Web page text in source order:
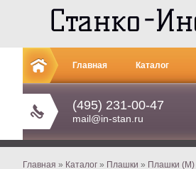
(495) 231-00-47
mail@in-stan.ru
Главная Каталог
Контакты
Главная » Каталог » Плашки » Плашки (М)